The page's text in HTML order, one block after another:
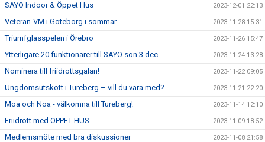
SAYO Indoor & Öppet Hus 2023-12-01 22:13
Veteran-VM i Göteborg i sommar 2023-11-28 15:31
Triumfglasspelen i Örebro 2023-11-26 15:47
Ytterligare 20 funktionärer till SAYO sön 3 dec 2023-11-24 13:28
Nominera till friidrottsgalan! 2023-11-22 09:05
Ungdomsutskott i Tureberg – vill du vara med? 2023-11-21 22:20
Moa och Noa - välkomna till Tureberg! 2023-11-14 12:10
Friidrott med ÖPPET HUS 2023-11-09 18:52
Medlemsmöte med bra diskussioner 2023-11-08 21:58